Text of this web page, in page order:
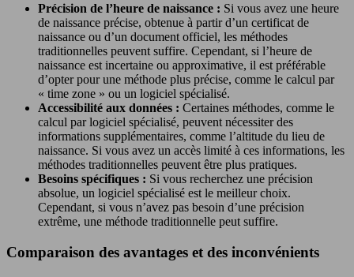
Précision de l’heure de naissance : Si vous avez une heure
de naissance précise, obtenue à partir d’un certificat de
naissance ou d’un document officiel, les méthodes
traditionnelles peuvent suffire. Cependant, si l’heure de
naissance est incertaine ou approximative, il est préférable
d’opter pour une méthode plus précise, comme le calcul par
« time zone » ou un logiciel spécialisé.
Accessibilité aux données : Certaines méthodes, comme le
calcul par logiciel spécialisé, peuvent nécessiter des
informations supplémentaires, comme l’altitude du lieu de
naissance. Si vous avez un accès limité à ces informations, les
méthodes traditionnelles peuvent être plus pratiques.
Besoins spécifiques : Si vous recherchez une précision
absolue, un logiciel spécialisé est le meilleur choix.
Cependant, si vous n’avez pas besoin d’une précision
extrême, une méthode traditionnelle peut suffire.
Comparaison des avantages et des inconvénients